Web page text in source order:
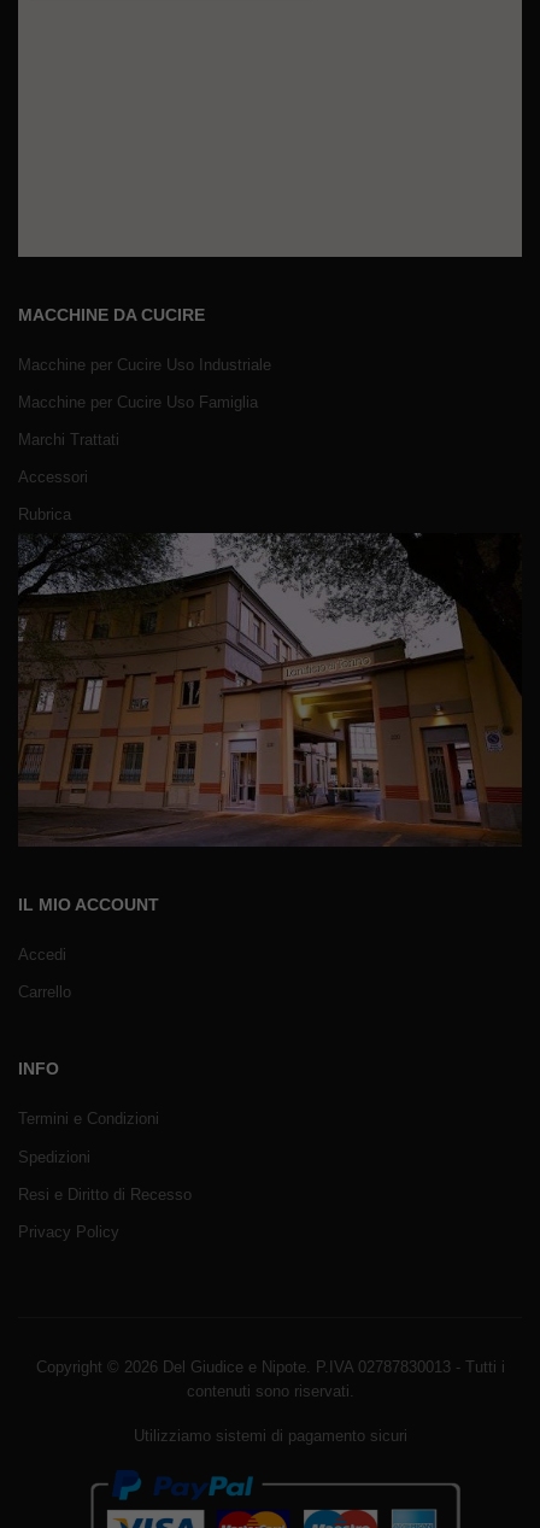
MACCHINE DA CUCIRE
Macchine per Cucire Uso Industriale
Macchine per Cucire Uso Famiglia
Marchi Trattati
Accessori
Rubrica
IL MIO ACCOUNT
Accedi
Carrello
INFO
Termini e Condizioni
Spedizioni
Resi e Diritto di Recesso
Privacy Policy
Copyright © 2026 Del Giudice e Nipote. P.IVA 02787830013 - Tutti i
contenuti sono riservati.
Utilizziamo sistemi di pagamento sicuri